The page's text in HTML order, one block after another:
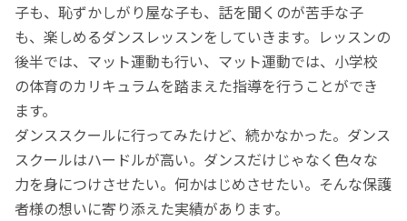
子も、恥ずかしがり屋な子も、話を聞くのが苦手な子
も、楽しめるダンスレッスンをしていきます。レッスンの
後半では、マット運動も行い、マット運動では、小学校
の体育のカリキュラムを踏まえた指導を行うことができ
ます。
ダンススクールに行ってみたけど、続かなかった。ダンス
スクールはハードルが高い。ダンスだけじゃなく色々な
力を身につけさせたい。何かはじめさせたい。そんな保護
者様の想いに寄り添えた実績があります。